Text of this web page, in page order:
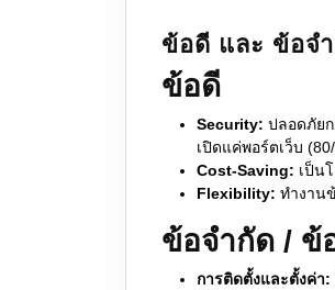
ข้อดี และ ข้อจ
ข้อดี
Security: ปลอดภัยก
เปิดแค่พอร์ตเว็บ
Cost-Saving: เป็น
Flexibility: ทำงาน
ข้อจำกัด / ข้
การติดตั้งและตั้งค่า: